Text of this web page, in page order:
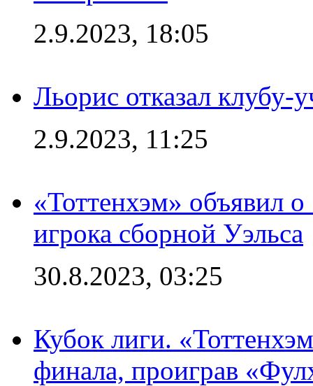
2.9.2023, 18:05
Льорис отказал клубу-
2.9.2023, 11:25
«Тоттенхэм» объявил
игрока сборной Уэльса
30.8.2023, 03:25
Кубок лиги.
финала, проиграв